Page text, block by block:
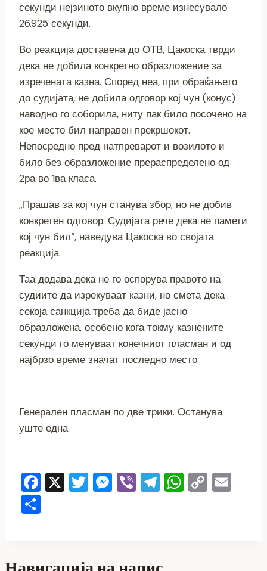
секунди нејзиното вкупно време изнесувало
26.925 секунди.
Во реакција доставена до ОТВ, Цакоска тврди
дека не добила конкретно образложение за
изречената казна. Според неа, при обраќањето
до судијата, не добила одговор кој чун (конус)
наводно го соборила, ниту пак било посочено на
кое место бил направен прекршокот.
Непосредно пред натпреварот и возилото и
било без образложение прераспределено од
2ра во 1ва класа.
„Прашав за кој чун станува збор, но не добив
конкретен одговор. Судијата рече дека не памети
кој чун бил“, наведува Цакоска во својата
реакција.
Таа додава дека не го оспорува правото на
судиите да изрекуваат казни, но смета дека
секоја санкција треба да биде јасно
образложена, особено кога токму казнените
секунди го менуваат конечниот пласман и од
најбрзо време значат последно место.
Генерален пласман по две трики. Останува
уште една
Facebook
X Twitter
Messenger
ViberTelegram
Copy